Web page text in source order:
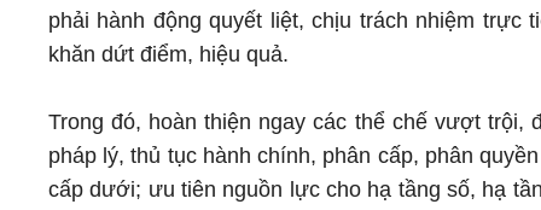
phải hành động quyết liệt, chịu trách nhiệm trực
khăn dứt điểm, hiệu quả.
Trong đó, hoàn thiện ngay các thể chế vượt
pháp lý, thủ tục hành chính, phân cấp, phân
cấp dưới; ưu tiên nguồn lực cho hạ tầng số, hạ